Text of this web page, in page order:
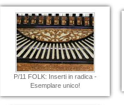
P/11 FOLK: Inserti in radica -
Esemplare unico!